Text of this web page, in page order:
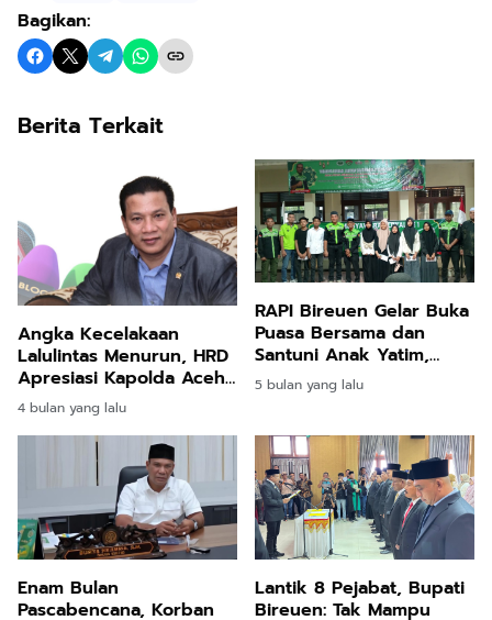
Bagikan:
Berita Terkait
Angka Kecelakaan
Lalulintas Menurun, HRD
Apresiasi Kapolda Aceh
dan Jajarannya
4 bulan yang lalu
RAPI Bireuen Gelar Buka
Puasa Bersama dan
Santuni Anak Yatim,
Pengurus Lokal
Jeunieb–Pandrah
5 bulan yang lalu
Enam Bulan
Pascabencana, Korban
Lantik 8 Pejabat, Bupati
Bireuen: Tak Mampu